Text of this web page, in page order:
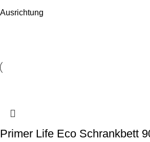
Ausrichtung
Primer Life Eco Schrankbett